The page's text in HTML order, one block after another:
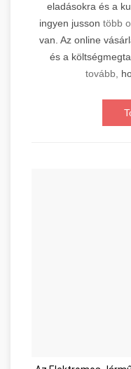
eladásokra és a
ingyen jusson több
van. Az online
és a
tovább,